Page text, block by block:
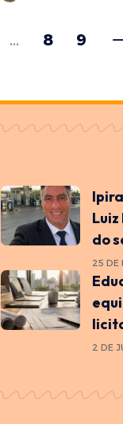
… 8 9
do
25 DE
2 DE